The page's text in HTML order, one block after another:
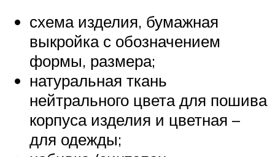
схема изделия, бумажная
выкройка с обозначением
формы, размера;
натуральная ткань
нейтрального цвета для пошива
корпуса изделия и цветная –
для одежды;